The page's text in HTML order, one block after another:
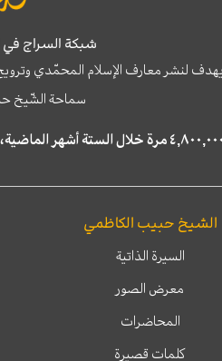
شبكة السراج في
يهدف لنشر معارف الإسلام المحمّدي
سماحة الشّيخ
الشيخ حبيب الكاظمي
السيرة الذاتية
معرض الصور
المحاضرات
كلمات قصيرة